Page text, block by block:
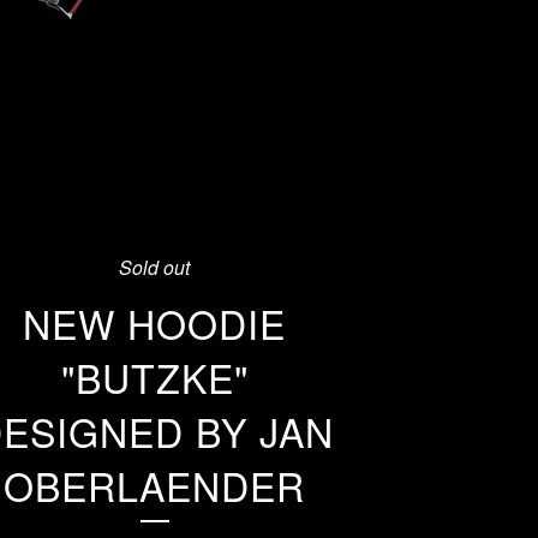
Sold out
NEW HOODIE
"BUTZKE"
BY JAN
OBERLAENDER